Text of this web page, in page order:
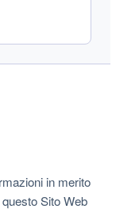
in merito
Sito Web